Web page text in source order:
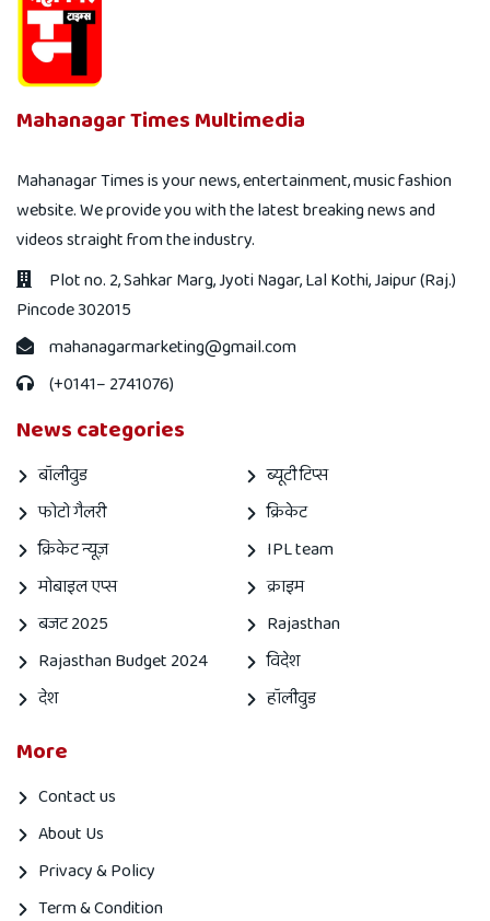
Mahanagar Times Multimedia
Mahanagar Times is your news, entertainment, music fashion
website. We provide you with the latest breaking news and
videos straight from the industry.
Plot no. 2, Sahkar Marg, Jyoti Nagar, Lal Kothi, Jaipur (Raj.)
Pincode 302015
mahanagarmarketing@gmail.com
(+0141– 2741076)
News categories
बॉलीवुड
ब्यूटी टिप्स
फोटो गैलरी
क्रिकेट
क्रिकेट न्यूज़
IPL team
मोबाइल एप्स
क्राइम
बजट 2025
Rajasthan
Rajasthan Budget 2024
विदेश
देश
हॉलीवुड
More
Contact us
About Us
Privacy & Policy
Term & Condition